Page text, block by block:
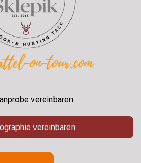
vereinbaren
vereinbaren